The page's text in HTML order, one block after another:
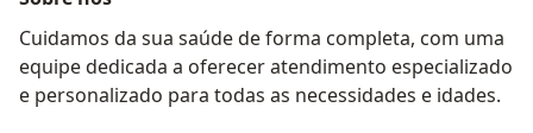
Cuidamos da sua saúde de forma completa, com uma
equipe dedicada a oferecer atendimento especializado
e personalizado para todas as necessidades e idades.